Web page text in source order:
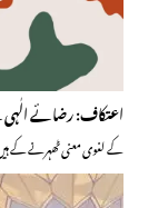
اعتکاف: رضائے
کے لغوی معنی ٹھہرنے کے